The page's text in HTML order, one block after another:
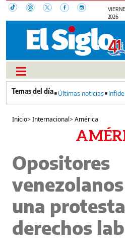
2026
Últimas noticias
Inicio>Internacional>América
Opositores
una
derechos